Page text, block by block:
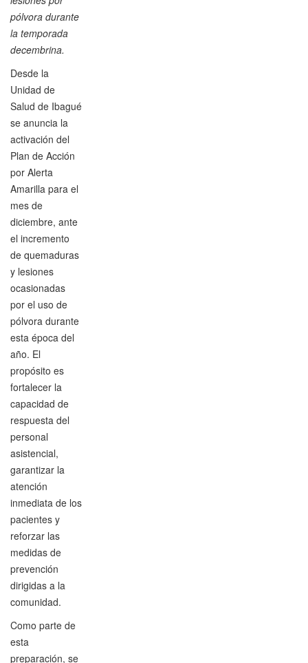
pólvora durante
la temporada
decembrina.
Desde la
Unidad de
Salud de Ibagué
se anuncia la
activación del
Plan de Acción
por Alerta
Amarilla para el
mes de
diciembre, ante
el incremento
de quemaduras
y lesiones
ocasionadas
por el uso de
pólvora durante
esta época del
año. El
propósito es
fortalecer la
capacidad de
respuesta del
personal
asistencial,
garantizar la
atención
inmediata de los
pacientes y
reforzar las
medidas de
prevención
dirigidas a la
comunidad.
Como parte de
esta
preparación, se